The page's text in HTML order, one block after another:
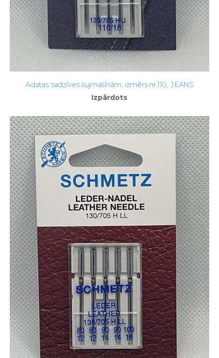
Adatas sadzīves šujmašīnām, izmērs nr.110, JEANS
Izpārdots